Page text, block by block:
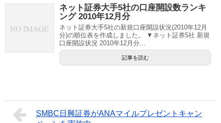
ネット証券大手5社の口座開設数ランキ
ング 2010年12月分
ネット証券大手5社の新規口座開設状況(2010年12月
分)の順位表を作成しました。 ▼ネット証券5社 新規
口座開設状況 2010年12月分...
記事を読む
SMBC日興証券がANAマイルプレゼントキャン